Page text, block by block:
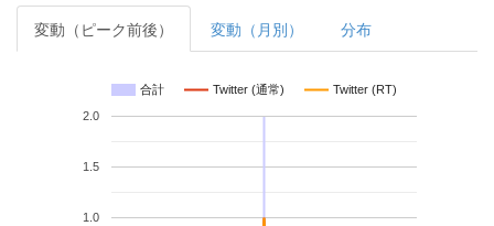
変動（ピーク前後） 変動（月別） 分布
合計 Twitter (通常) Twitter (RT)
1.0
1.5
2.0